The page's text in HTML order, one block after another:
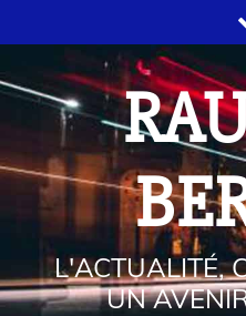
L'ACTUALITÉ,
UN